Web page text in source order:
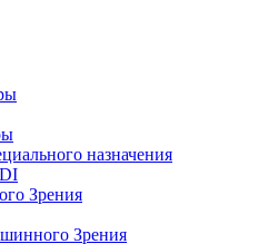
назначения
Зрения
Зрения